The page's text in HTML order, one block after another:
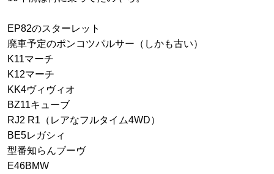
EP82のスターレット
廃車予定のポンコツパルサー（しかも古い）
K11マーチ
K12マーチ
KK4ヴィヴィオ
BZ11キューブ
RJ2 R1（レアなフルタイム4WD）
BE5レガシィ
型番知らんブーヴ
E46BMW